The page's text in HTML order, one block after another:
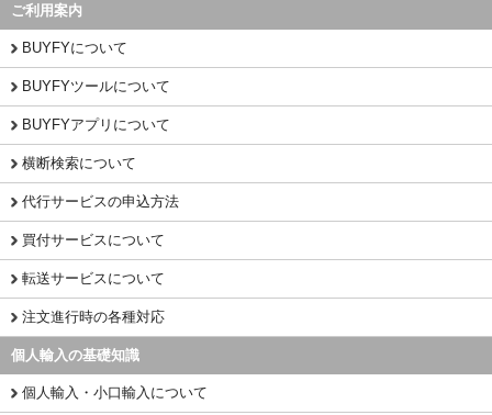
ご利用案内
BUYFYについて
BUYFYツールについて
BUYFYアプリについて
横断検索について
代行サービスの申込方法
買付サービスについて
転送サービスについて
注文進行時の各種対応
個人輸入の基礎知識
個人輸入・小口輸入について